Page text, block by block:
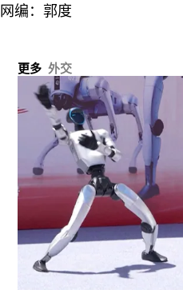
网编：郭度
更多 外交